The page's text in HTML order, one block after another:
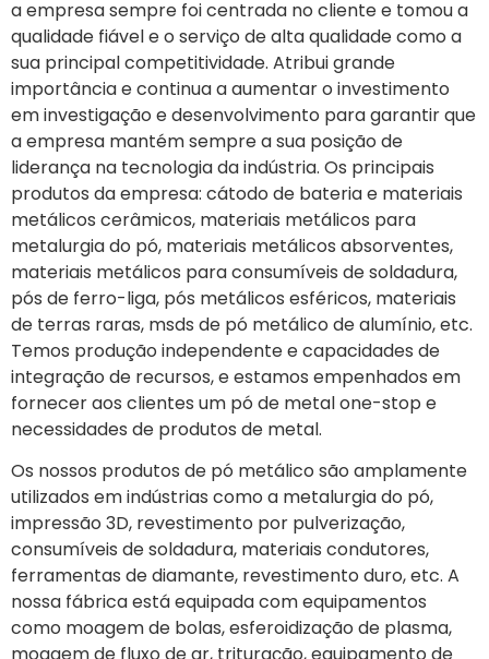
a empresa sempre foi centrada no cliente e tomou a
qualidade fiável e o serviço de alta qualidade como a
sua principal competitividade. Atribui grande
importância e continua a aumentar o investimento
em investigação e desenvolvimento para garantir que
a empresa mantém sempre a sua posição de
liderança na tecnologia da indústria. Os principais
produtos da empresa: cátodo de bateria e materiais
metálicos cerâmicos, materiais metálicos para
metalurgia do pó, materiais metálicos absorventes,
materiais metálicos para consumíveis de soldadura,
pós de ferro-liga, pós metálicos esféricos, materiais
de terras raras, msds de pó metálico de alumínio, etc.
Temos produção independente e capacidades de
integração de recursos, e estamos empenhados em
fornecer aos clientes um pó de metal one-stop e
necessidades de produtos de metal.
Os nossos produtos de pó metálico são amplamente
utilizados em indústrias como a metalurgia do pó,
impressão 3D, revestimento por pulverização,
consumíveis de soldadura, materiais condutores,
ferramentas de diamante, revestimento duro, etc. A
nossa fábrica está equipada com equipamentos
como moagem de bolas, esferoidização de plasma,